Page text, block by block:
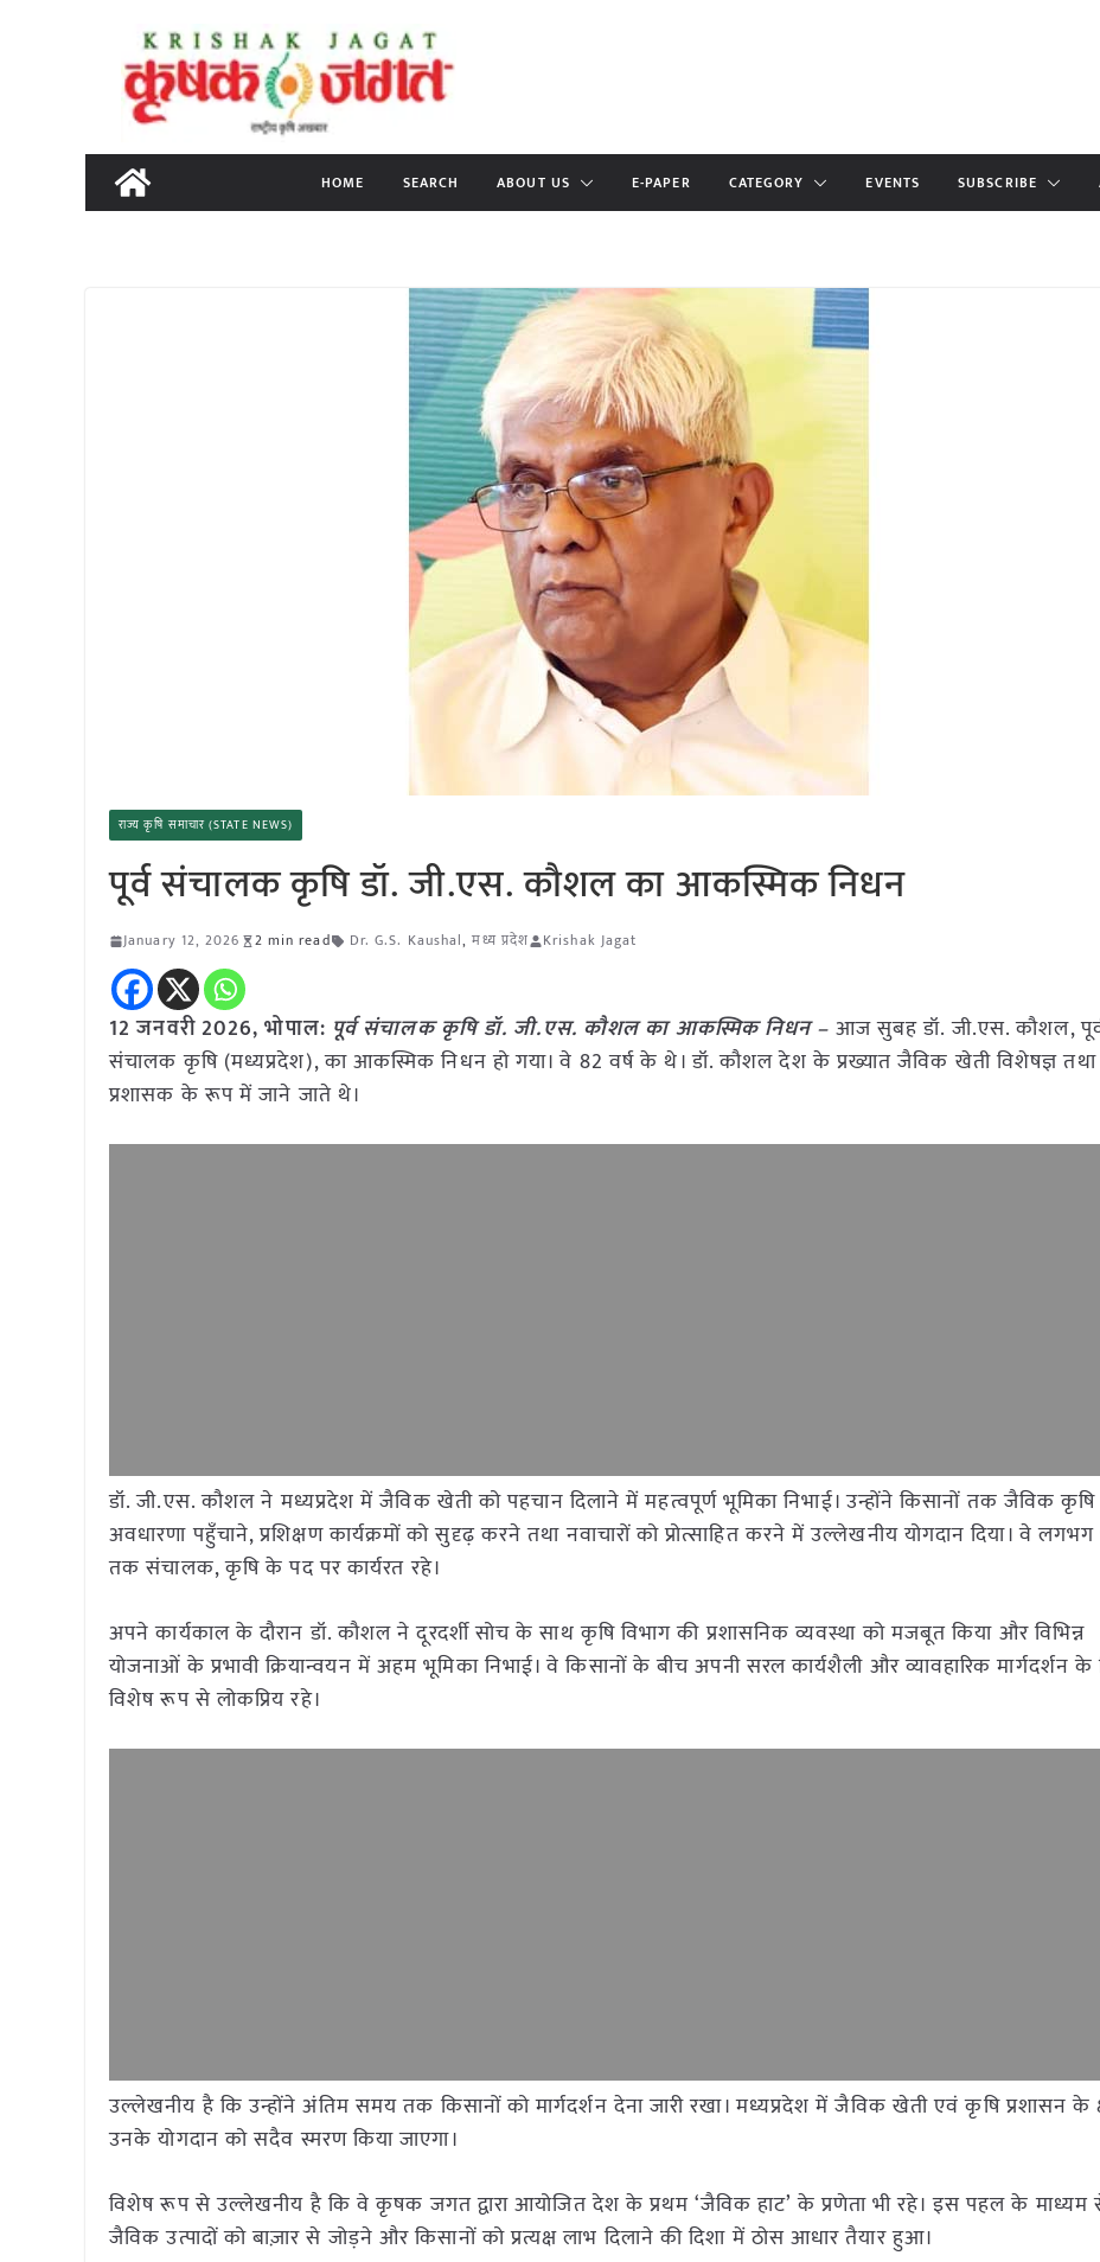
content
HOME SEARCH ABOUT US E-PAPER CATEGORY EVENTS SUBSCRIBE
राज्य कृषि समाचार (STATE NEWS)
पूर्व संचालक कृषि डॉ. जी.एस. कौशल का आकस्मिक निधन
January 12, 2026 2 min read Dr. G.S. Kaushal,मध्य प्रदेश Krishak Jagat
12 जनवरी2026, भोपाल: पूर्व संचालक कृषि डॉ. जी.एस. कौशल का आकस्मिक निधन – आज सुबह डॉ. जी.एस. कौशल,
संचालक कृषि (मध्यप्रदेश), का आकस्मिक निधन हो गया। वे 82 वर्ष के थे। डॉ. कौशल देश के प्रख्यात जैविक खेती विशेषज्ञ
प्रशासक के रूप में जाने जाते थे।
डॉ. जी.एस. कौशल ने मध्यप्रदेश में जैविक खेती को पहचान दिलाने में महत्वपूर्ण भूमिका निभाई। उन्होंने किसानों तक जैविक
अवधारणा पहुँचाने, प्रशिक्षण कार्यक्रमों को सुदृढ़ करने तथा नवाचारों को प्रोत्साहित करने में उल्लेखनीय योगदान दिया। वे लगभग
तक संचालक, कृषि के पद पर कार्यरत रहे।
अपने कार्यकाल के दौरान डॉ. कौशल ने दूरदर्शी सोच के साथ कृषि विभाग की प्रशासनिक व्यवस्था को मजबूत किया और विभिन्न
योजनाओं के प्रभावी क्रियान्वयन में अहम भूमिका निभाई। वे किसानों के बीच अपनी सरल कार्यशैली और व्यावहारिक मार्गदर्शन के
विशेष रूप से लोकप्रिय रहे।
उल्लेखनीय है कि उन्होंने अंतिम समय तक किसानों को मार्गदर्शन देना जारी रखा। मध्यप्रदेश में जैविक खेती एवं कृषि प्रशासन के
उनके योगदान को सदैव स्मरण किया जाएगा।
विशेष रूप से उल्लेखनीय है कि वे कृषक जगत द्वारा आयोजित देश के प्रथम ‘जैविक हाट’ के प्रणेता भी रहे। इस पहल के माध्यम
जैविक उत्पादों को बाज़ार से जोड़ने और किसानों को प्रत्यक्ष लाभ दिलाने की दिशा में ठोस आधार तैयार हुआ।